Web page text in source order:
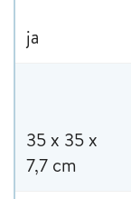
ja
35 x 35 x
7,7 cm